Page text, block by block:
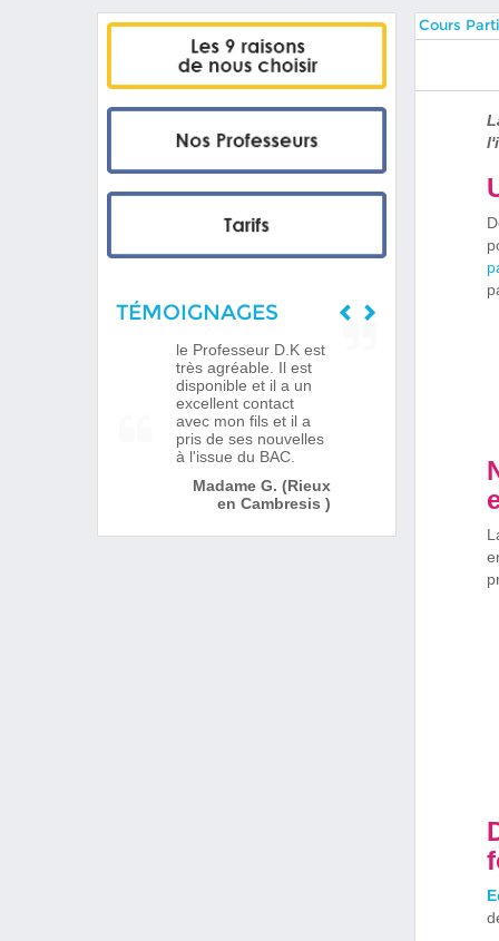
TÉMOIGNAGES
le Professeur D.K est
très agréable. Il est
disponible et il a un
excellent contact
avec mon fils et il a
pris de ses nouvelles
à l'issue du BAC.
Madame G. (Rieux
en Cambresis )
Cours